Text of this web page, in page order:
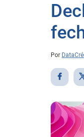
Por